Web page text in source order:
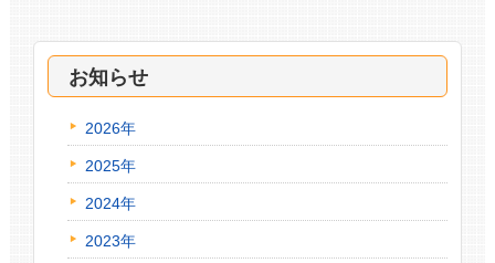
お知らせ
2026年
2025年
2024年
2023年